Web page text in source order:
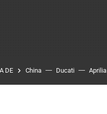
DE China Ducati Aprilia